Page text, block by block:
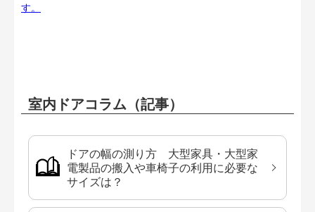
す。
室内ドアコラム（記事）
ドアの幅の測り方 大型家具・大型家
電製品の搬入や車椅子の利用に必要な
サイズは？